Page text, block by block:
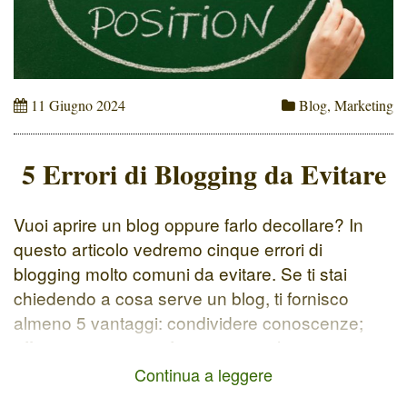
11 Giugno 2024 Blog, Marketing
5 Errori di Blogging da Evitare
Vuoi aprire un blog oppure farlo decollare? In
questo articolo vedremo cinque errori di
blogging molto comuni da evitare. Se ti stai
chiedendo a cosa serve un blog, ti fornisco
almeno 5 vantaggi: condividere conoscenze;
affermarsi come professionista nel proprio
settore; costruire una comunità; aumentare la
Continua a leggere